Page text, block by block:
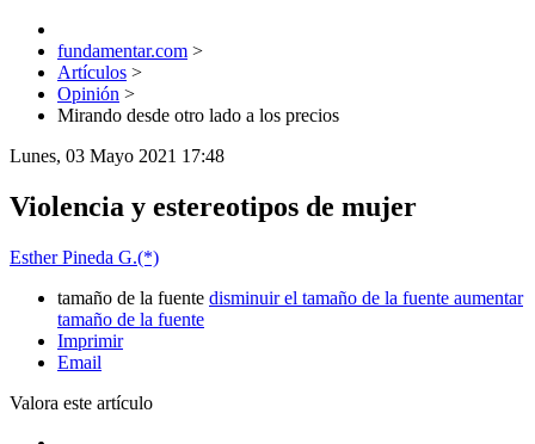
fundamentar.com >
Artículos >
Opinión >
Mirando desde otro lado a los precios
Lunes, 03 Mayo 2021 17:48
Violencia y estereotipos de mujer
Esther Pineda G.(*)
tamaño de la fuente disminuir el tamaño de la fuente aumentar
tamaño de la fuente
Imprimir
Email
Valora este artículo